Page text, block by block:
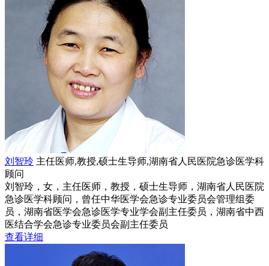
刘智玲 主任医师,教授,硕士生导师,湖南省人民医院急诊医学科
顾问
刘智玲，女，主任医师，教授，硕士生导师，湖南省人民医院
急诊医学科顾问，曾任中华医学会急诊专业委员会管理组委
员，湖南省医学会急诊医学专业学会副主任委员，湖南省中西
医结合学会急诊专业委员会副主任委员
查看详细